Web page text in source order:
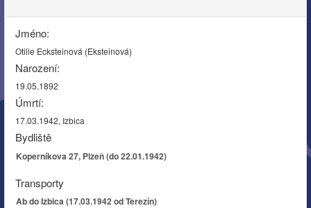
Jméno:
Otilie Ecksteinová (Eksteinová)
Narození:
19.05.1892
Úmrtí:
17.03.1942, Izbica
Bydliště
Koperníkova 27, Plzeň (do 22.01.1942)
Transporty
Ab do Izbica (17.03.1942 od Terezín)